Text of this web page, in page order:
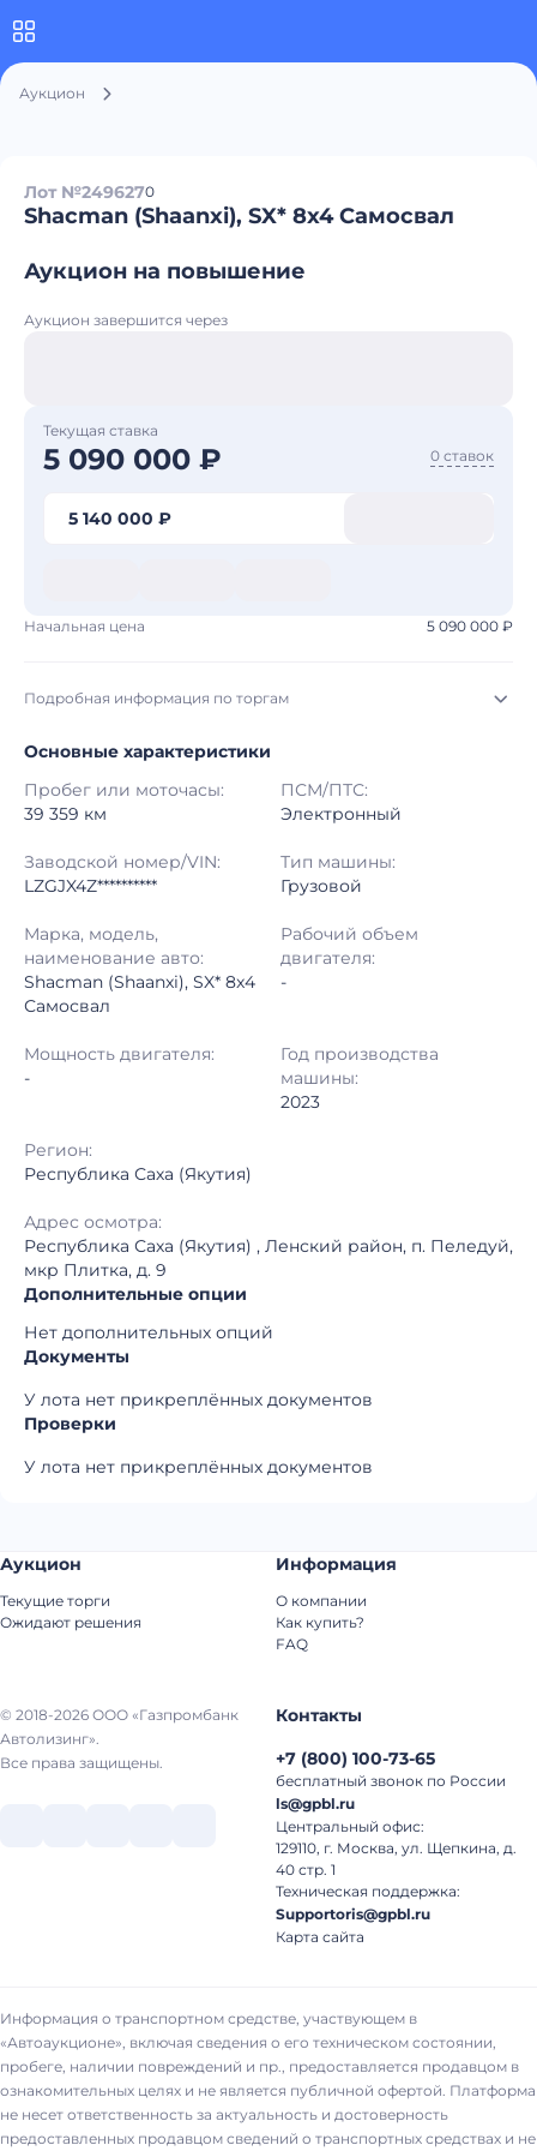
Аукцион
Лот №2496270
Shacman (Shaanxi), SX* 8x4 Самосвал
Аукцион на повышение
Аукцион завершится через
Текущая ставка
5 090 000 ₽ 0 ставок
5 140 000 ₽
Начальная цена 5 090 000 ₽
Подробная информация по торгам
Начало торгов: 05.08.2026, 20:26 МСК
Конец торгов: 12.08.2026, 21:12 МСК
Тип аукциона: Открытые торги
Шаг торгов: 50 000 ₽
Кол-во ставок:
Регион: Республика Саха (Якутия)
Основные характеристики
Пробег или моточасы:
39 359 км
ПСМ/ПТС:
Электронный
Заводской номер/VIN:
LZGJX4Z**********
Тип машины:
Грузовой
Марка, модель,
наименование авто:
Shacman (Shaanxi), SX* 8x4
Самосвал
Рабочий объем
двигателя:
-
Мощность двигателя:
-
Год производства
машины:
2023
Регион:
Республика Саха (Якутия)
Адрес осмотра:
Республика Саха (Якутия) , Ленский район, п. Пеледуй,
мкр Плитка, д. 9
Дополнительные опции
Нет дополнительных опций
Документы
У лота нет прикреплённых документов
Проверки
У лота нет прикреплённых документов
© 2018-2026 ООО «Газпромбанк
Автолизинг».
Все права защищены.
Аукцион
Текущие торги
Ожидают решения
Информация
О компании
Как купить?
FAQ
Контакты
+7 (800) 100-73-65
бесплатный звонок по России
ls@gpbl.ru
Центральный офис:
129110, г. Москва, ул. Щепкина, д.
40 стр. 1
Техническая поддержка:
Supportoris@gpbl.ru
Карта сайта
Информация о транспортном средстве, участвующем в
«Автоаукционе», включая сведения о его техническом состоянии,
пробеге, наличии повреждений и пр., предоставляется продавцом в
ознакомительных целях и не является публичной офертой. Платформа
не несет ответственность за актуальность и достоверность
предоставленных продавцом сведений о транспортных средствах и не